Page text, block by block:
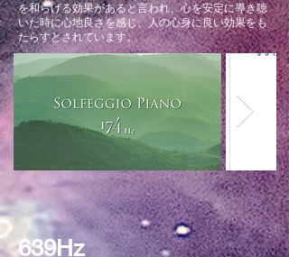
を和らげる効果があると言われ、心を安定に導き聴
いた時に心地良さを感じ、人の心身に良い効果をも
たらすとされています。
639Hz